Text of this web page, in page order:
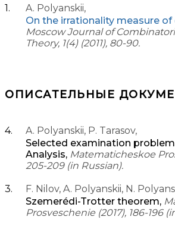
A. Polyanskii,
On the irrationality measure
Moscow Journal of
Theory, 1(4) (2011), 80-90.
ОПИСАТЕЛЬНЫЕ
A. Polyanskii, P. Tarasov,
Selected examination
Analysis, Matematicheskoe
205-209 (in Russian).
F. Nilov, A. Polyanskii, N.
Szemerédi-Trotter theorem,
Prosveschenie (2017), 186-196